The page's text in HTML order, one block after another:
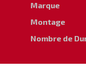
Marque
Montage
Nombre de